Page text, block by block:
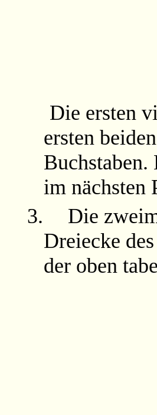
Die ersten
ersten
im nächsten
3.
Die
Dreiecke
der oben